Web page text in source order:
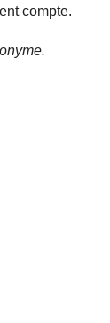
compte.